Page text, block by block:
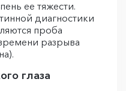
ее тяжести.
диагностики
проба
разрыва
глаза